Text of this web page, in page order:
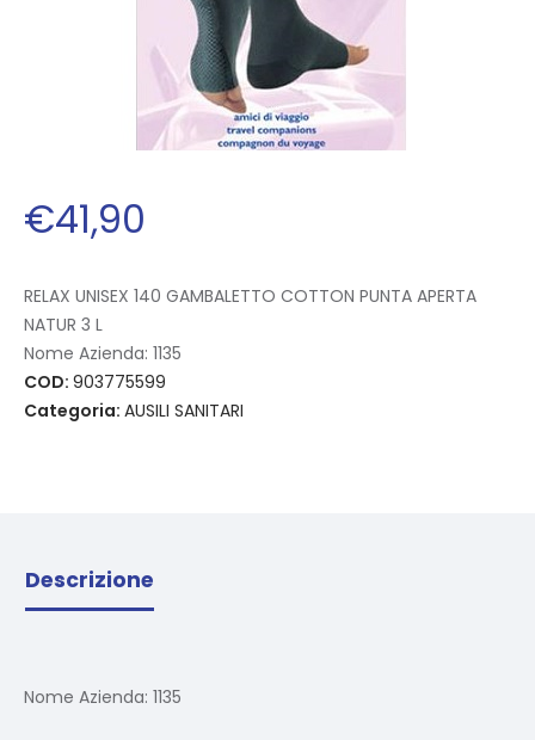
€41,90
RELAX UNISEX 140 GAMBALETTO COTTON PUNTA APERTA
NATUR 3 L
Nome Azienda: 1135
COD: 903775599
Categoria: AUSILI SANITARI
Descrizione
Nome Azienda: 1135